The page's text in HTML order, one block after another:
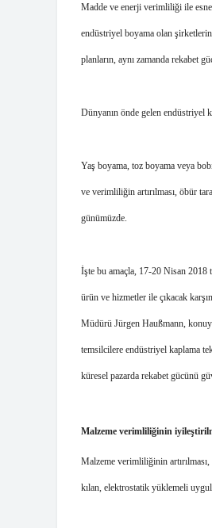
Madde ve enerji verimliliği ile
endüstriyel boyama olan şirketlerin
planların, aynı zamanda rekabet
Dünyanın önde gelen endüstriyel
Yaş boyama, toz boyama veya
ve verimliliğin artırılması, öbür
günümüzde.
İşte bu amaçla, 17-20 Nisan 2018
ürün ve hizmetler ile çıkacak
Müdürü Jürgen Haußmann,
temsilcilere endüstriyel kaplama
küresel pazarda rekabet gücünü
Malzeme verimliliğinin
Malzeme verimliliğinin
kılan, elektrostatik yüklemeli